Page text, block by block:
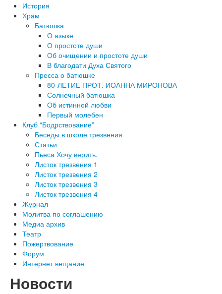
История
Храм
Батюшка
О языке
О простоте души
Об очищении и простоте души
В благодати Духа Святого
Пресса о батюшке
80-ЛЕТИЕ ПРОТ. ИОАННА МИРОНОВА
Солнечный батюшка
Об истинной любви
Первый молебен
Клуб “Бодрствование”
Беседы в школе трезвения
Статьи
Пьеса Хочу верить.
Листок трезвения 1
Листок трезвения 2
Листок трезвения 3
Листок трезвения 4
Журнал
Молитва по соглашению
Медиа архив
Театр
Пожертвование
Форум
Интернет вещание
Новости